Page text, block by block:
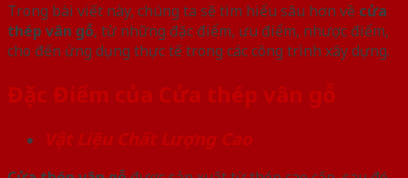
Trong bài viết này, chúng ta sẽ tìm hiểu sâu hơn về cửa
thép vân gỗ, từ những đặc điểm, ưu điểm, nhược điểm,
cho đến ứng dụng thực tế trong các công trình xây dựng.
Đặc Điểm của Cửa thép vân gỗ
Vật Liệu Chất Lượng Cao